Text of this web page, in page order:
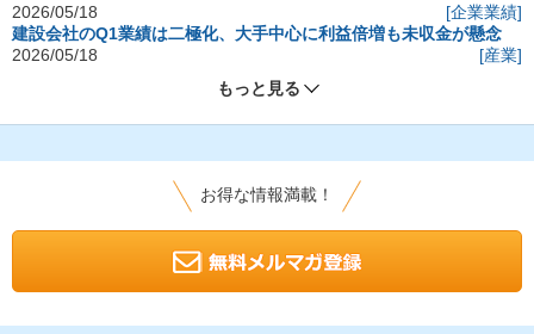
2026/05/18
[企業業績]
建設会社のQ1業績は二極化、大手中心に利益倍増も未収金が懸念
2026/05/18
[産業]
もっと見る
お得な情報満載！